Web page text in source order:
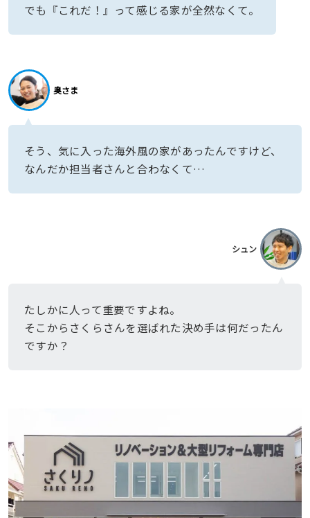
でも『これだ！』って感じる家が全然なくて。
奥さま
そう、気に入った海外風の家があったんですけど、
なんだか担当者さんと合わなくて…
シュン
たしかに人って重要ですよね。
そこからさくらさんを選ばれた決め手は何だったん
ですか？